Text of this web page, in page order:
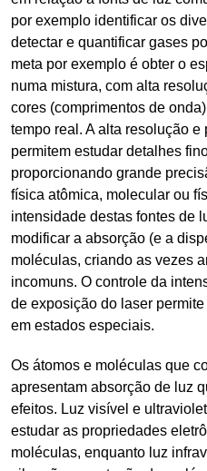
por exemplo identificar os
detectar e quantificar gases
meta por exemplo é obter o
numa mistura, com alta
cores (comprimentos de
tempo real. A alta resolução
permitem estudar detalhes
proporcionando grande
física atômica, molecular ou
intensidade destas fontes de
modificar a absorção (e a
moléculas, criando as vezes
incomuns. O controle da
de exposição do laser
em estados especiais.
Os átomos e moléculas que
apresentam absorção de luz
efeitos. Luz visível e
estudar as propriedades
moléculas, enquanto luz